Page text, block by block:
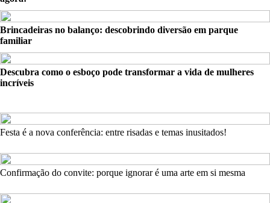
Brincadeiras no balanço: descobrindo diversão em parque
familiar
Descubra como o esboço pode transformar a vida de mulheres
incríveis
Festa é a nova conferência: entre risadas e temas inusitados!
Confirmação do convite: porque ignorar é uma arte em si mesma